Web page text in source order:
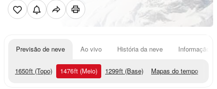
Previsão de neve Ao vivo História da neve Informação
1650ft (Topo) 1476ft (Meio) 1299ft (Base) Mapas do tempo